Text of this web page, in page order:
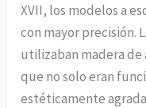
XVII, los modelos a
con mayor precisión.
utilizaban madera de
que no solo eran
estéticamente